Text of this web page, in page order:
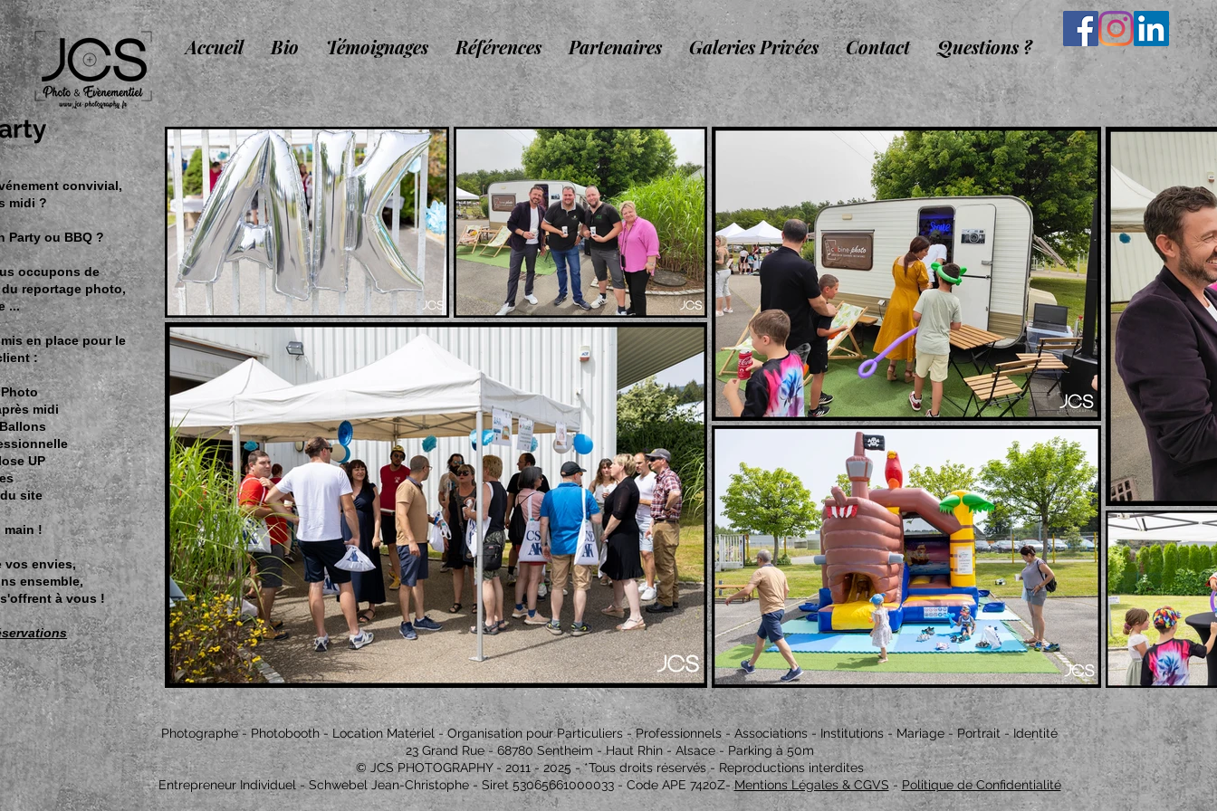
Accueil Bio Témoignages Références Partenaires Galeries Privées Contact Questions ?
convivial,
midi ?
Party ou BBQ ?
occupons de
reportage photo,
...
en place pour le
:
midi
UP
site
main !
vos envies,
ensemble,
à vous !
Photographe - Photobooth - Location Matériel - Organisation pour Particuliers - Professionnels - Associations - Institutions - Mariage - Portrait - Identité
23 Grand Rue - 68780 Sentheim - Haut Rhin - Alsace - Parking à 50m
© JCS PHOTOGRAPHY - 2011 - 2025- *Tous droits réservés - Reproductions interdites
Entrepreneur Individuel - Schwebel Jean-Christophe - Siret 53065661000033 - Code APE 7420Z-Mentions Légales & CGVS- Politique de Confidentialité